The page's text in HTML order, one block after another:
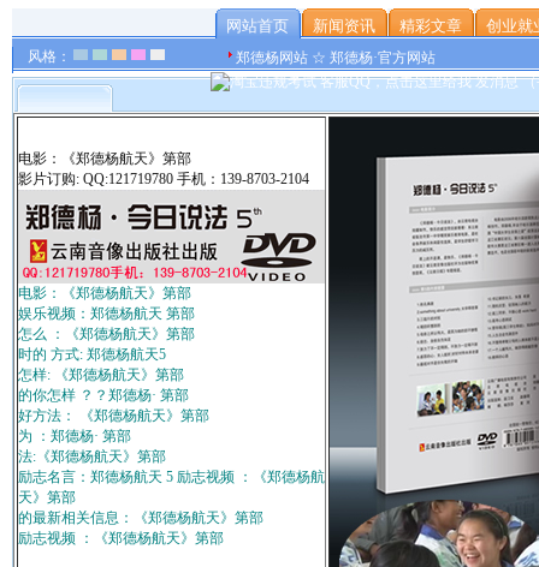
风格：
网站首页 新闻资讯 精彩文章 创业就
郑德杨网站 ☆ 郑德杨·官方网站
电影：《郑德杨航天》第部
影片订购: QQ:121719780 手机：139-8703-2104
电影：《郑德杨航天》第部
娱乐视频：郑德杨航天 第部
怎么 ：《郑德杨航天》第部
时的 方式: 郑德杨航天5
怎样: 《郑德杨航天》第部
的你怎样 ？？郑德杨· 第部
好方法： 《郑德杨航天》第部
为 ：郑德杨· 第部
法:《郑德杨航天》第部
励志名言：郑德杨航天 5 励志视频 ：《郑德杨航
天》第部
的最新相关信息：《郑德杨航天》第部
励志视频 ：《郑德杨航天》第部